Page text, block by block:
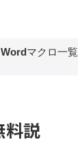
Wordマクロ一覧
料説